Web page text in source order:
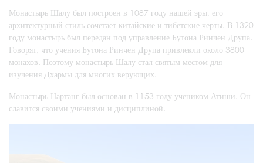
Монастырь Шалу был построен в 1087 году нашей эры, его
архитектурный стиль сочетает китайские и тибетские черты. В 1320
году монастырь был передан под управление Бутона Ринчен Друпа.
Говорят, что учения Бутона Ринчен Друпа привлекли около 3800
монахов. Поэтому монастырь Шалу стал святым местом для
изучения Дхармы для многих верующих.
Монастырь Нартанг был основан в 1153 году учеником Атиши. Он
славится своими учениями и дисциплиной.